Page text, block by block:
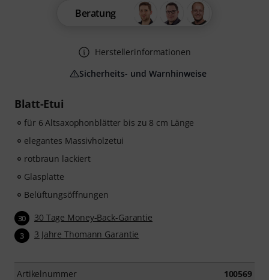
Blatt-Etui
für 6 Altsaxophonblätter bis zu 8 cm Länge
elegantes Massivholzetui
rotbraun lackiert
Glasplatte
Belüftungsöffnungen
30 30 Tage Money-Back-Garantie
3 3 Jahre Thomann Garantie
Artikelnummer 100569
Beratung
Herstellerinformationen
Sicherheits- und Warnhinweise